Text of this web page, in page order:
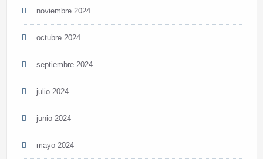
noviembre 2024
octubre 2024
septiembre 2024
julio 2024
junio 2024
mayo 2024